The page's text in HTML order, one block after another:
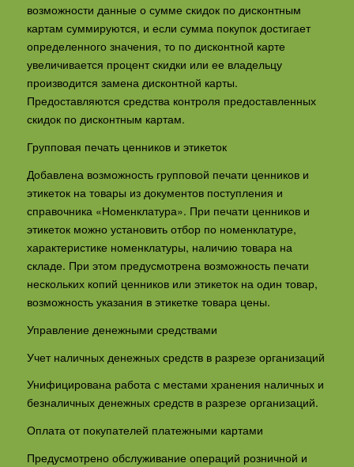
возможности данные о сумме скидок по дисконтным
картам суммируются, и если сумма покупок достигает
определенного значения, то по дисконтной карте
увеличивается процент скидки или ее владельцу
производится замена дисконтной карты.
Предоставляются средства контроля предоставленных
скидок по дисконтным картам.
Групповая печать ценников и этикеток
Добавлена возможность групповой печати ценников и
этикеток на товары из документов поступления и
справочника «Номенклатура». При печати ценников и
этикеток можно установить отбор по номенклатуре,
характеристике номенклатуры, наличию товара на
складе. При этом предусмотрена возможность печати
нескольких копий ценников или этикеток на один товар,
возможность указания в этикетке товара цены.
Управление денежными средствами
Учет наличных денежных средств в разрезе организаций
Унифицирована работа с местами хранения наличных и
безналичных денежных средств в разрезе организаций.
Оплата от покупателей платежными картами
Предусмотрено обслуживание операций розничной и